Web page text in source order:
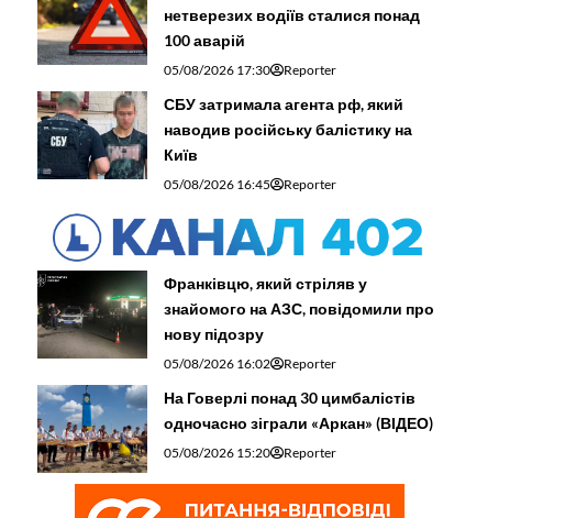
нетверезих водіїв сталися понад
100 аварій
05/08/2026 17:30 Reporter
СБУ затримала агента рф, який
наводив російську балістику на
Київ
05/08/2026 16:45 Reporter
Франківцю, який стріляв у
знайомого на АЗС, повідомили про
нову підозру
05/08/2026 16:02 Reporter
На Говерлі понад 30 цимбалістів
одночасно зіграли «Аркан» (ВІДЕО)
05/08/2026 15:20 Reporter